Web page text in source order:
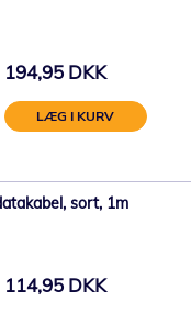
194,95 DKK
LÆG I KURV
sort, 1m
114,95 DKK